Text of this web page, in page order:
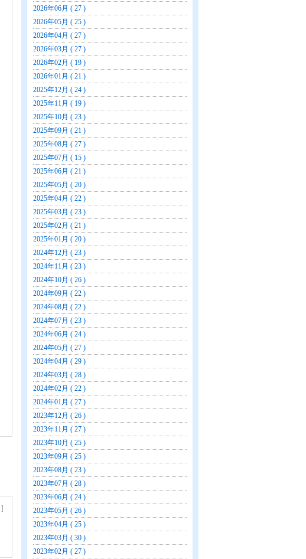
]
2026年06月 ( 27 )
2026年05月 ( 25 )
2026年04月 ( 27 )
2026年03月 ( 27 )
2026年02月 ( 19 )
2026年01月 ( 21 )
2025年12月 ( 24 )
2025年11月 ( 19 )
2025年10月 ( 23 )
2025年09月 ( 21 )
2025年08月 ( 27 )
2025年07月 ( 15 )
2025年06月 ( 21 )
2025年05月 ( 20 )
2025年04月 ( 22 )
2025年03月 ( 23 )
2025年02月 ( 21 )
2025年01月 ( 20 )
2024年12月 ( 23 )
2024年11月 ( 23 )
2024年10月 ( 26 )
2024年09月 ( 22 )
2024年08月 ( 22 )
2024年07月 ( 23 )
2024年06月 ( 24 )
2024年05月 ( 27 )
2024年04月 ( 29 )
2024年03月 ( 28 )
2024年02月 ( 22 )
2024年01月 ( 27 )
2023年12月 ( 26 )
2023年11月 ( 27 )
2023年10月 ( 25 )
2023年09月 ( 25 )
2023年08月 ( 23 )
2023年07月 ( 28 )
2023年06月 ( 24 )
2023年05月 ( 26 )
2023年04月 ( 25 )
2023年03月 ( 30 )
2023年02月 ( 27 )